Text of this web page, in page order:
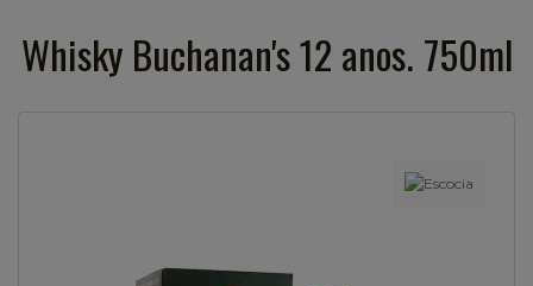
Whisky Buchanan's 12 anos. 750ml